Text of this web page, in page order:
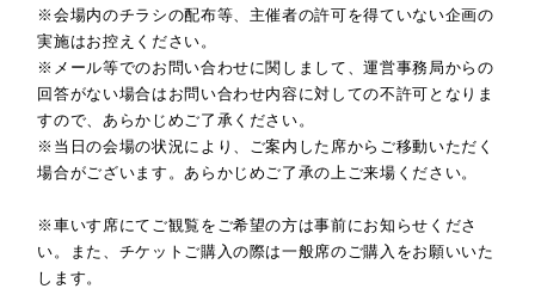
※会場内のチラシの配布等、主催者の許可を得ていない企画の
実施はお控えください。
※メール等でのお問い合わせに関しまして、運営事務局からの
回答がない場合はお問い合わせ内容に対しての不許可となりま
すので、あらかじめご了承ください。
※当日の会場の状況により、ご案内した席からご移動いただく
場合がございます。あらかじめご了承の上ご来場ください。
※車いす席にてご観覧をご希望の方は事前にお知らせくださ
い。また、チケットご購入の際は一般席のご購入をお願いいた
します。